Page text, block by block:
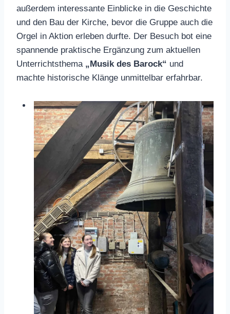
außerdem interessante Einblicke in die Geschichte
und den Bau der Kirche, bevor die Gruppe auch die
Orgel in Aktion erleben durfte. Der Besuch bot eine
spannende praktische Ergänzung zum aktuellen
Unterrichtsthema „Musik des Barock“ und
machte historische Klänge unmittelbar erfahrbar.